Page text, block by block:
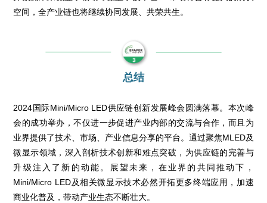
空间，全产业链也将继续协同发展、共荣共生。
总结
2024国际Mini/Micro LED供应链创新发展峰会圆满落幕。本次峰
会的成功举办，不仅进一步促进产业内部的交流与合作，而且为
业界提供了技术、市场、产业信息分享的平台。通过聚焦MLED及
微显示领域，深入剖析技术创新和难点突破，为供应链的完善与
升级注入了新的动能。展望未来，在业界的共同推动下，
Mini/Micro LED及相关微显示技术必然开拓更多终端应用，加速
商业化普及，带动产业生态不断壮大。